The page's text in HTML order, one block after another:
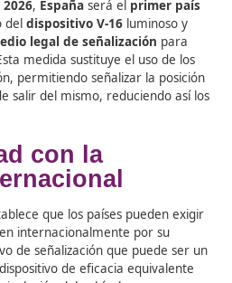
en la
obligatoria
uso deldispositivo V-16
medio legal de señalización
permitiendo señalizar la
de salir del mismo,